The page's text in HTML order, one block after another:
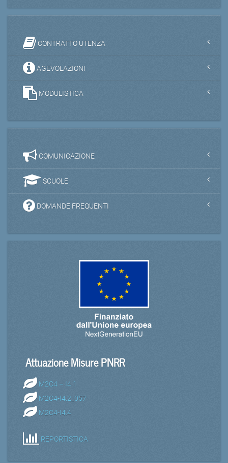
CONTRATTO UTENZA
AGEVOLAZIONI
MODULISTICA
COMUNICAZIONE
SCUOLE
DOMANDE FREQUENTI
Attuazione Misure PNRR
M2C4 – I4.1
M2C4-I4.2_057
M2C4-I4.4
REPORTISTICA